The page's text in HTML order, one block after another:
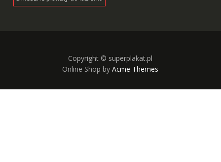
Copyright © superplakat.pl
Online Shop byAcme Themes